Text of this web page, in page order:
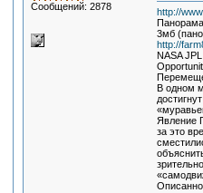
Сообщений: 2878
http://
3мб
http://
NASA
В одном
Явление
за это